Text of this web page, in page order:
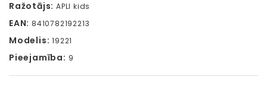
Ražotājs: APLI kids
EAN: 8410782192213
Modelis: 19221
Pieejamība: 9